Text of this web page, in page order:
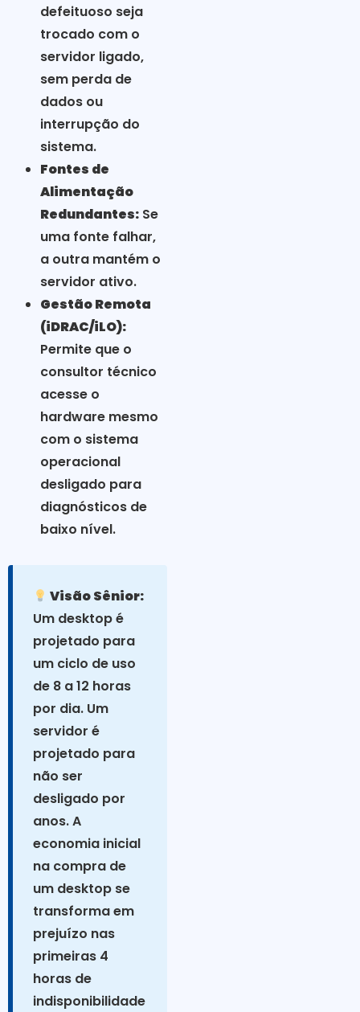
defeituoso seja
trocado com o
servidor ligado,
sem perda de
dados ou
interrupção do
sistema.
Fontes de
Alimentação
Redundantes: Se
uma fonte falhar,
a outra mantém o
servidor ativo.
Gestão Remota
(iDRAC/iLO):
Permite que o
consultor técnico
acesse o
hardware mesmo
com o sistema
operacional
desligado para
diagnósticos de
baixo nível.
Visão Sênior:
Um desktop é
projetado para
um ciclo de uso
de 8 a 12 horas
por dia. Um
servidor é
projetado para
não ser
desligado por
anos. A
economia inicial
na compra de
um desktop se
transforma em
prejuízo nas
primeiras 4
horas de
indisponibilidade